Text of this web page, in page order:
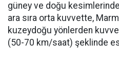
güney ve doğu
ara sıra orta kuvvette,
kuzeydoğu yönlerden
(50-70 km/saat) şeklinde